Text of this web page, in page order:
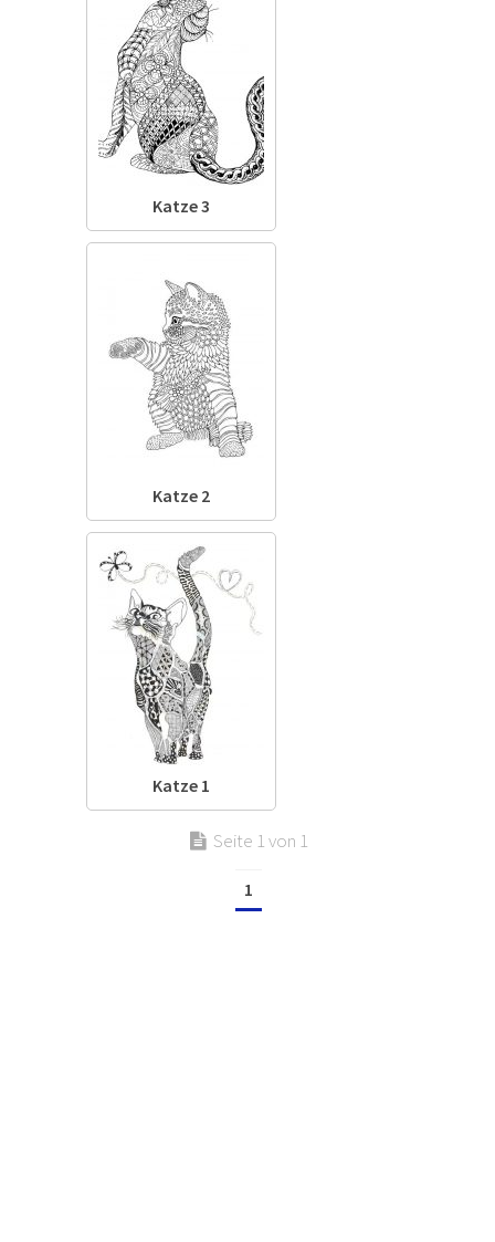
Katze 3
Katze 2
Katze 1
Seite 1 von 1
1